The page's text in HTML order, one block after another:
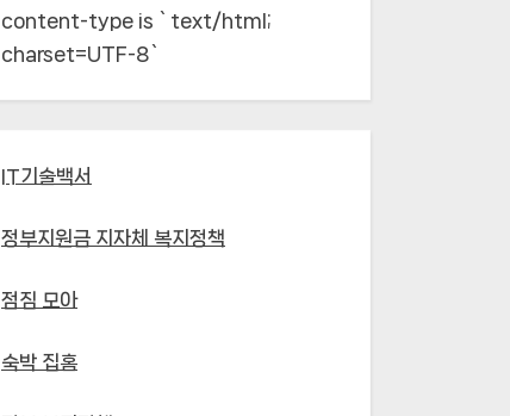
content-type is `text/html;
charset=UTF-8`
IT기술백서
정부지원금 지자체 복지정책
점짐 모아
숙박 집홈